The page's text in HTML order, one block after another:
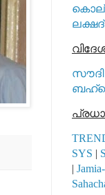
സൗദി
SYS |
|